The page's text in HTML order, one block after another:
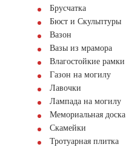
Брусчатка
Бюст и Скульптуры
Вазон
Вазы из мрамора
Влагостойкие рамки
Газон на могилу
Лавочки
Лампада на могилу
Мемориальная доска
Скамейки
Тротуарная плитка